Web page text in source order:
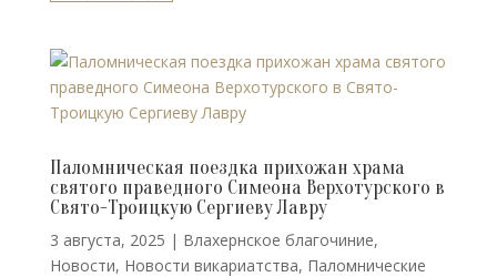
Паломническая поездка прихожан храма
святого праведного Симеона Верхотурского в
Свято-Троицкую Сергиеву Лавру
3 августа, 2025 | Влахернское благочиние,
Новости, Новости викариатства, Паломнические